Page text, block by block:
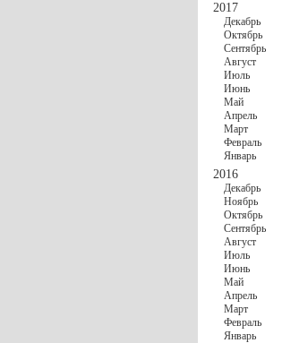
2017
Декабрь
Октябрь
Сентябрь
Август
Июль
Июнь
Май
Апрель
Март
Февраль
Январь
2016
Декабрь
Ноябрь
Октябрь
Сентябрь
Август
Июль
Июнь
Май
Апрель
Март
Февраль
Январь